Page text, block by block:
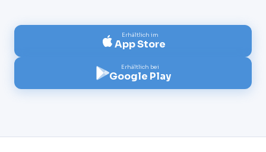
Erhältlich im
App Store
Erhältlich bei
Google Play